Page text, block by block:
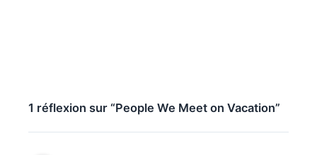
1 réflexion sur “People We Meet on Vacation”